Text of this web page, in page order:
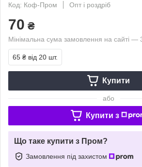
Код: Коф-Пром
Опт і роздріб
70 ₴
Мінімальна сума замовлення на сайті —
65 ₴ від 20 шт.
Купити
або
Купити з
Що таке купити з Пром?
Замовлення під захистом